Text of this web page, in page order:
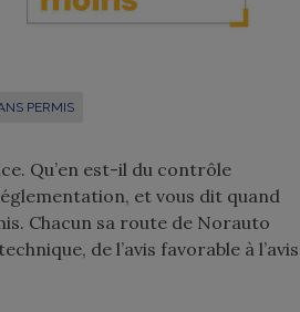
PERMIS
Qu’en est-il du contrôle
et vous dit quand
Chacun sa route de Norauto
de l’avis favorable à l’avis